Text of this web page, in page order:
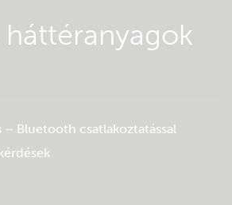
háttéranyagok
– Bluetooth csatlakoztatással